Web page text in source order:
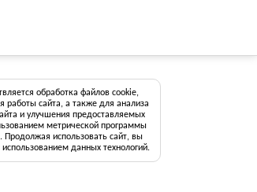
обработка файлов cookie,
работы сайта, а также для анализа
и улучшения предоставляемых
метрической программы
Продолжая использовать сайт, вы
использованием данных технологий.